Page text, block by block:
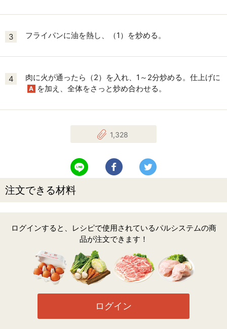
3 フライパンに油を熱し、（1）を炒める。
4 肉に火が通ったら（2）を入れ、1～2分炒める。仕上げに
A を加え、全体をさっと炒め合わせる。
1,328
LINEで送る Facebookでシェアする
注文できる材料
ログインすると、レシピで使用されているパルシステムの商
品が注文できます！
ログイン